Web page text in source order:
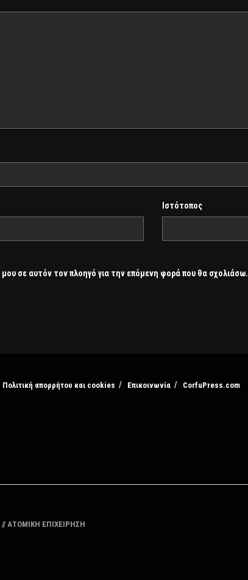
Ιστότοπος
σε αυτόν τον πλοηγό για την επόμενη φορά που θα σχολιάσω.
Πολιτική απορρήτου και cookies Επικοινωνία CorfuPress.com
// ΑΤΟΜΙΚΗ ΕΠΙΧΕΙΡΗΣΗ